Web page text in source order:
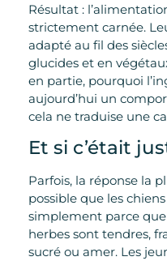
Résultat :
strictement carnée.
adapté au fil des
glucides et en
en partie, pourquoi
aujourd’hui un
cela ne traduise une
Et si c’était
Parfois, la réponse la
possible que les
simplement parce
herbes sont tendres,
sucré ou amer. Les